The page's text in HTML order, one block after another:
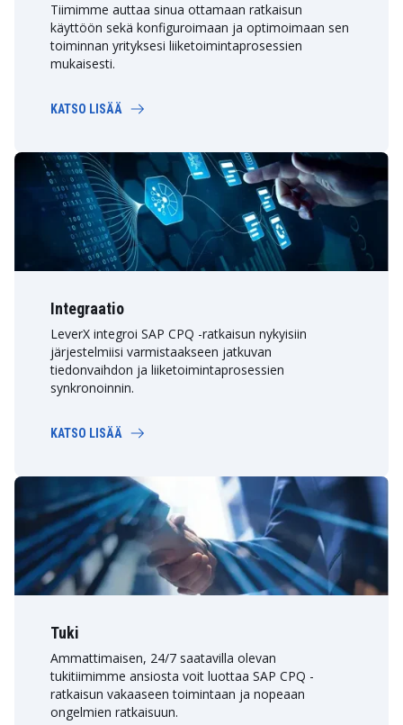
Tiimimme auttaa sinua ottamaan ratkaisun
käyttöön sekä konfiguroimaan ja optimoimaan sen
toiminnan yrityksesi liiketoimintaprosessien
mukaisesti.
KATSO LISÄÄ
Integraatio
LeverX integroi SAP CPQ -ratkaisun nykyisiin
järjestelmiisi varmistaakseen jatkuvan
tiedonvaihdon ja liiketoimintaprosessien
synkronoinnin.
KATSO LISÄÄ
Tuki
Ammattimaisen, 24/7 saatavilla olevan
tukitiimimme ansiosta voit luottaa SAP CPQ -
ratkaisun vakaaseen toimintaan ja nopeaan
ongelmien ratkaisuun.